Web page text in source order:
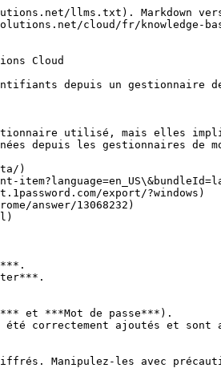
llms.txt). Markdown
cloud/fr/knowledge-
Cloud
depuis un gestionnaire
utilisé, mais elles
depuis les gestionnaires de
)
export/?windows)
answer/13068232)
et ***Mot de passe***).
correctement ajoutés et sont
Manipulez-les avec